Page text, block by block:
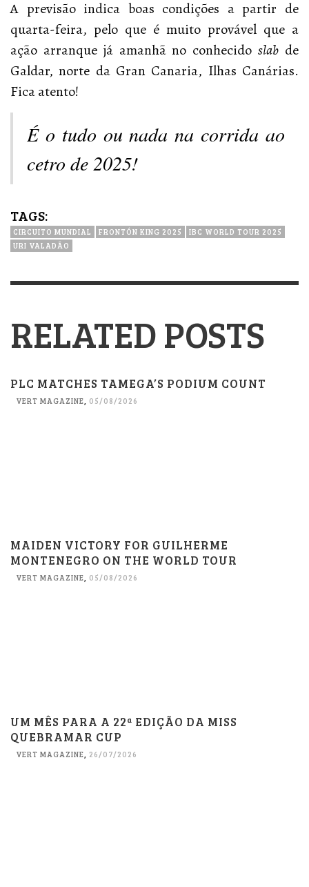
A previsão indica boas condições a partir de
quarta-feira, pelo que é muito provável que a
ação arranque já amanhã no conhecidoslab de
Galdar, norte da Gran Canaria, Ilhas Canárias.
Fica atento!
É o tudo ou nada na corrida ao
cetro de 2025!
TAGS:
CIRCUITO MUNDIAL FRONTÓN KING 2025
IBC WORLD TOUR 2025
URI VALADÃO
RELATED POSTS
PLC MATCHES TAMEGA’S PODIUM COUNT
VERT MAGAZINE 05/08/2026
MAIDEN VICTORY FOR GUILHERME
MONTENEGRO ON THE WORLD TOUR
VERT MAGAZINE, 05/08/2026
UM MÊS PARA A 22ª EDIÇÃO DA MISS
QUEBRAMAR CUP
VERT MAGAZINE, 26/07/2026